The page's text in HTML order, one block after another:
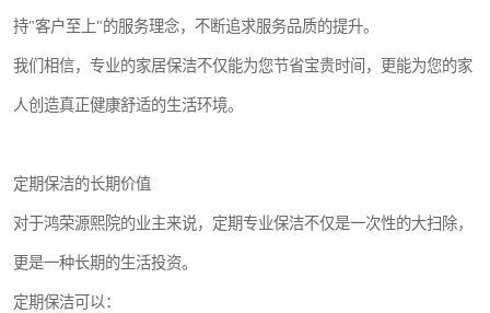
持"客户至上"的服务理念，不断追求服务品质的提升。
我们相信，专业的家居保洁不仅能为您节省宝贵时间，更能为您的家
人创造真正健康舒适的生活环境。
定期保洁的长期价值
对于鸿荣源熙院的业主来说，定期专业保洁不仅是一次性的大扫除，
更是一种长期的生活投资。
定期保洁可以：